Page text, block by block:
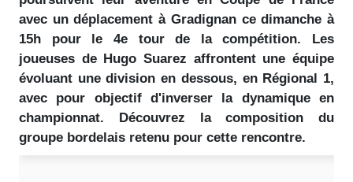
avec un déplacement à Gradignan ce dimanche à
15h pour le 4e tour de la compétition. Les
joueuses de Hugo Suarez affrontent une équipe
évoluant une division en dessous, en Régional 1,
avec pour objectif d'inverser la dynamique en
championnat. Découvrez la composition du
groupe bordelais retenu pour cette rencontre.